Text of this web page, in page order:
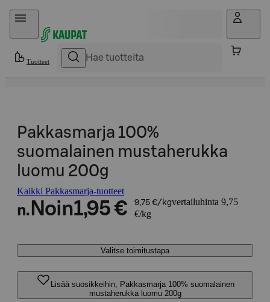
Hyppää sisältöön
Tuotteet
Pakkasmarja 100%
suomalainen mustaherukka
luomu 200g
Kaikki Pakkasmarja-tuotteet
n. Noin1,95 € 9,75 €/kgvertailuhinta 9,75
€/kg
Valitse toimitustapa
Lisää suosikkeihin, Pakkasmarja 100% suomalainen
mustaherukka luomu 200g